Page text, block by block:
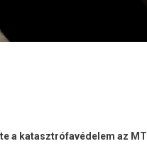
a katasztrófavédelem az